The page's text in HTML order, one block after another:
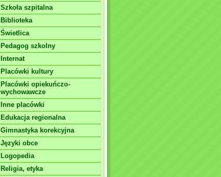
Szkoła szpitalna
Biblioteka
Świetlica
Pedagog szkolny
Internat
Placówki kultury
Placówki opiekuńczo-
wychowawcze
Inne placówki
Edukacja regionalna
Gimnastyka korekcyjna
Języki obce
Logopedia
Religia, etyka